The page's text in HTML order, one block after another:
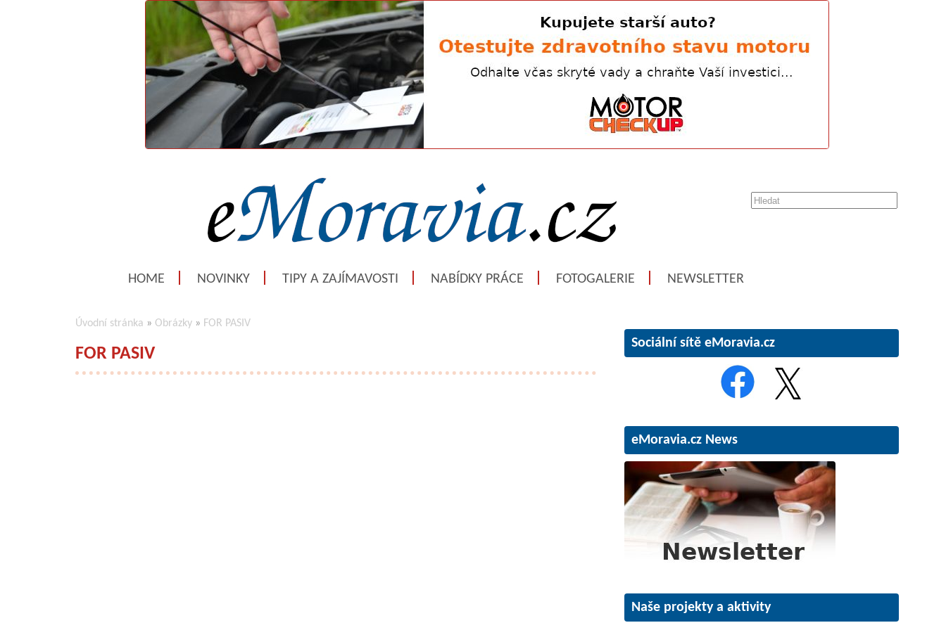
HOME NOVINKY TIPY A ZAJÍMAVOSTI NABÍDKY PRÁCE FOTOGALERIE NEWSLETTER
Úvodní stránka » Obrázky » FOR PASIV
FOR PASIV
Sociální sítě eMoravia.cz
eMoravia.cz News
Naše projekty a aktivity